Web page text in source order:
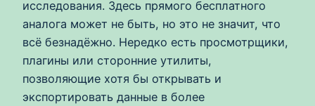
исследования. Здесь прямого бесплатного
аналога может не быть, но это не значит, что
всё безнадёжно. Нередко есть просмотрщики,
плагины или сторонние утилиты,
позволяющие хотя бы открывать и
экспортировать данные в более